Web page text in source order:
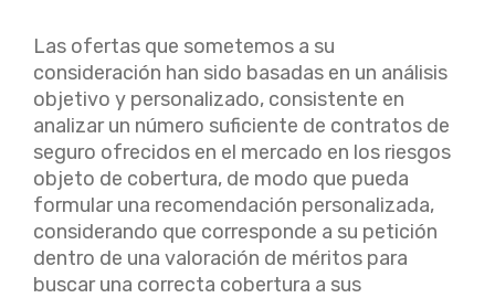
Las ofertas que sometemos a su
consideración han sido basadas en un análisis
objetivo y personalizado, consistente en
analizar un número suficiente de contratos de
seguro ofrecidos en el mercado en los riesgos
objeto de cobertura, de modo que pueda
formular una recomendación personalizada,
considerando que corresponde a su petición
dentro de una valoración de méritos para
buscar una correcta cobertura a sus